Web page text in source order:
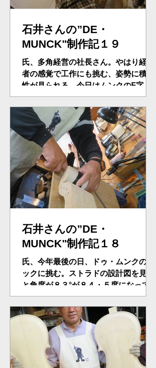
石井さんの”DE・
MUNCK"制作記１９
氏、多角経営の社長さん。やはり経営
者の感覚で工作にも挑む、姿勢に積極
性が見られる。今日はムンクのF字孔
に挑む。ストラドにしては、２mmほ
どのシンメトリーに違いがある。氏、
そこを考慮しパターンを作り直す。そ
して表板にトレース、裏側のバス・バ
ー位置を考慮しながら、ボール盤でガ
イ...
石井さんの”DE・
MUNCK"制作記１８
氏、今年最後の日、ドゥ・ムンクのネ
ックに挑む。ストラドの設計図を見る
と角度が８３°が８４・５度になってい
るが、従来通リの８３°に変える。パタ
ーンもちょいとサイズチアタマに成っ
ているが、その特徴を生かしカット。
新年には自宅工房で仕上がってくるだ
ろう…楽しみだ！！